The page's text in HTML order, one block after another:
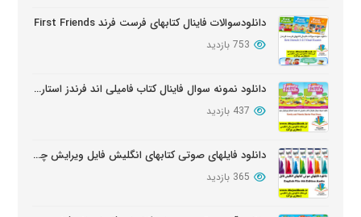
دانلودسوالات فاینال کتابهای فرست فرند First Friends
753 بازدید
دانلود نمونه سوال فاینال کتاب فامیلی اند فرندز استارتر ویرایش دوم
437 بازدید
دانلود فایلهای صوتی کتابهای انگلیش فایل ویرایش چهارم English File Edition Audio
365 بازدید